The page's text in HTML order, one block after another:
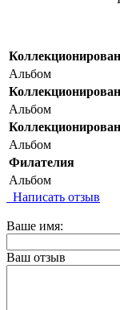
Альбом
Альбом
Альбом
Филателия
Альбом
Написать отзыв
Ваше имя:
Ваш отзыв